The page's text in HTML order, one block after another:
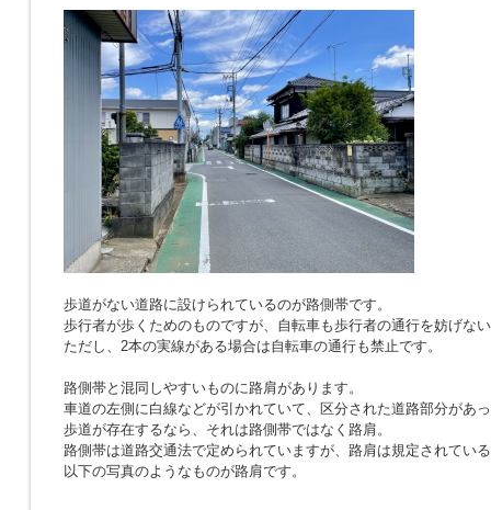
歩道がない道路に設けられているのが路側帯です。
歩行者が歩くためのものですが、自転車も歩行者の通行を妨げな
ただし、2本の実線がある場合は自転車の通行も禁止です。
路側帯と混同しやすいものに路肩があります。
車道の左側に白線などが引かれていて、区分された道路部分があ
歩道が存在するなら、それは路側帯ではなく路肩。
路側帯は道路交通法で定められていますが、路肩は規定されてい
以下の写真のようなものが路肩です。